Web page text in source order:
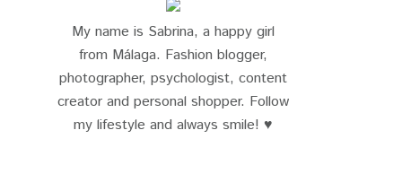
My name is Sabrina, a happy girl
from Málaga. Fashion blogger,
photographer, psychologist, content
creator and personal shopper. Follow
my lifestyle and always smile! ♥